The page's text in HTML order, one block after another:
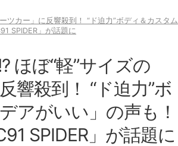
ツカー」に反響殺到！ “ド迫力”ボディ＆カスタム
SPIDER」が話題に
ほぼ“軽”サイズの
響殺到！ “ド迫力”ボ
アがいい」の声も！
SPIDER」が話題に